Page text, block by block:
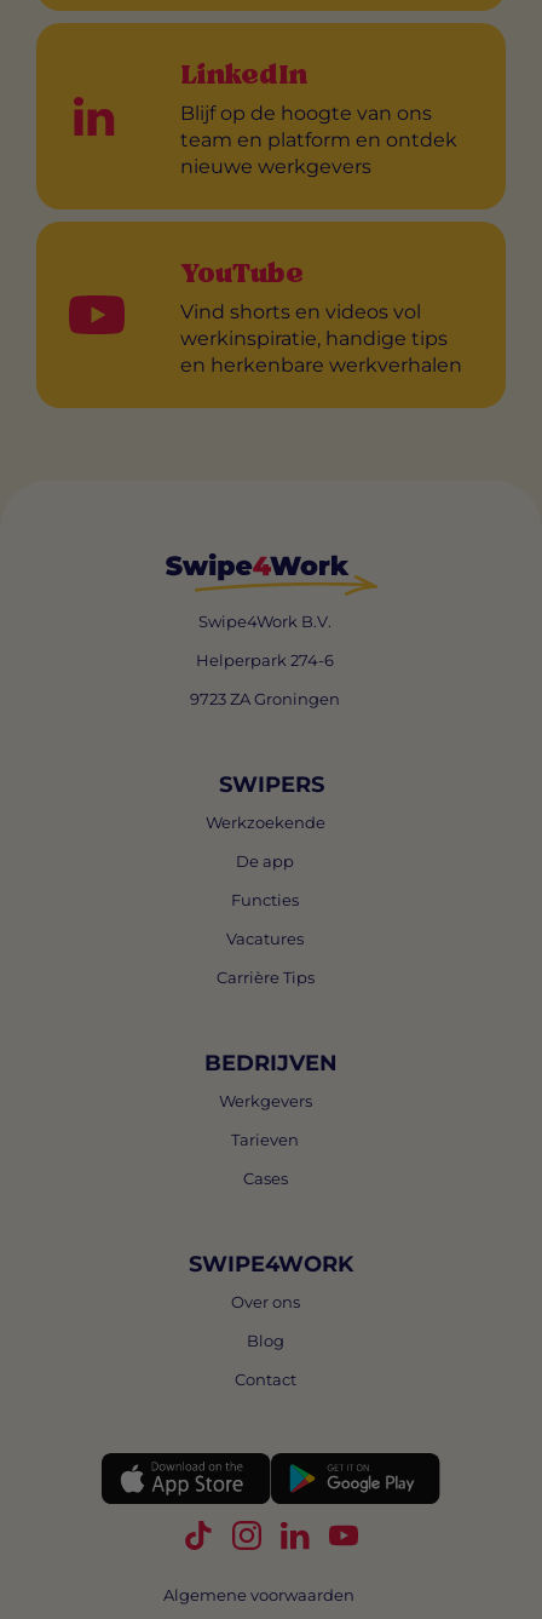
LinkedIn
Blijf op de hoogte van ons
team en platform en ontdek
nieuwe werkgevers
YouTube
Vind shorts en videos vol
werkinspiratie, handige tips
en herkenbare werkverhalen
Swipe4Work B.V.
Helperpark 274-6
9723 ZA Groningen
SWIPERS
Werkzoekende
De app
Functies
Vacatures
Carrière Tips
BEDRIJVEN
Werkgevers
Tarieven
Cases
SWIPE4WORK
Over ons
Blog
Contact
Volg Swipe4Work op TikTok
Volg Swipe4Work op
Volg Swipe4Work op
Volg Swipe4Work
Algemene voorwaarden